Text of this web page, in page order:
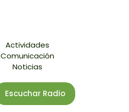
Actividades
Comunicación
Noticias
Escuchar Radio